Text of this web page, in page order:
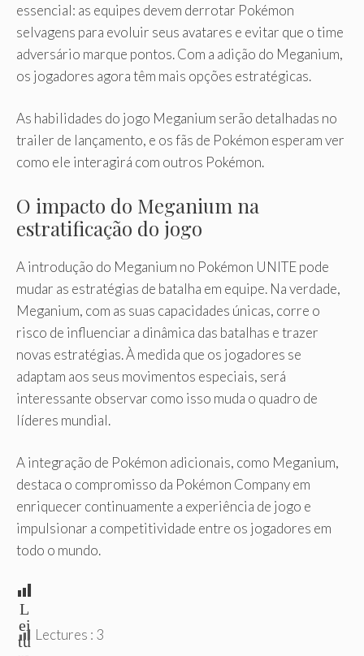
essencial: as equipes devem derrotar Pokémon
selvagens para evoluir seus avatares e evitar que o time
adversário marque pontos. Com a adição do Meganium,
os jogadores agora têm mais opções estratégicas.
As habilidades do jogo Meganium serão detalhadas no
trailer de lançamento, e os fãs de Pokémon esperam ver
como ele interagirá com outros Pokémon.
O impacto do Meganium na
estratificação do jogo
A introdução do Meganium no Pokémon UNITE pode
mudar as estratégias de batalha em equipe. Na verdade,
Meganium, com as suas capacidades únicas, corre o
risco de influenciar a dinâmica das batalhas e trazer
novas estratégias. À medida que os jogadores se
adaptam aos seus movimentos especiais, será
interessante observar como isso muda o quadro de
líderes mundial.
A integração de Pokémon adicionais, como Meganium,
destaca o compromisso da Pokémon Company em
enriquecer continuamente a experiência de jogo e
impulsionar a competitividade entre os jogadores em
todo o mundo.
L
ei
tu Lectures : 3